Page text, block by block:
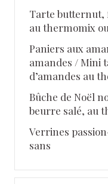
Tarte butternut,
au thermomix
Paniers aux
amandes / Mini
d’amandes au
Bûche de Noël
beurre salé, au
Verrines
sans